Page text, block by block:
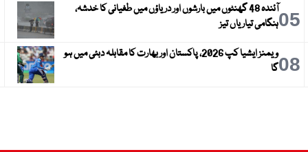
05
آئندہ 48 گھنٹوں میں بارشوں اور دریاؤں میں طغیانی کا خدشہ،
ہنگامی تیاریاں تیز
08
ویمنز ایشیا کپ 2026، پاکستان اور بھارت کا مقابلہ دبئی میں ہو
گا